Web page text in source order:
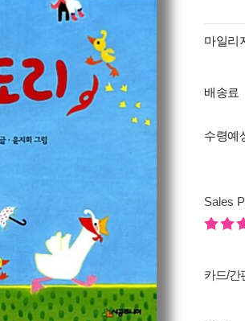
마일리
배송료
수령예
Sales
카드/간